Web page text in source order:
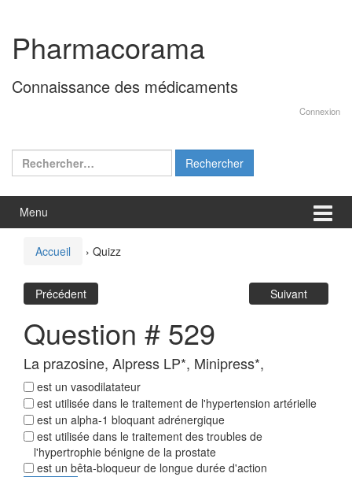
contenu
menu
principal
Pharmacorama
Connaissance des médicaments
Connexion
Rechercher :
Menu
Accueil › Quizz
Précédent Suivant
Question # 529
La prazosine, Alpress LP*, Minipress*,
est un vasodilatateur
est utilisée dans le traitement de l'hypertension artérielle
est un alpha-1 bloquant adrénergique
est utilisée dans le traitement des troubles de
l'hypertrophie bénigne de la prostate
est un bêta-bloqueur de longue durée d'action